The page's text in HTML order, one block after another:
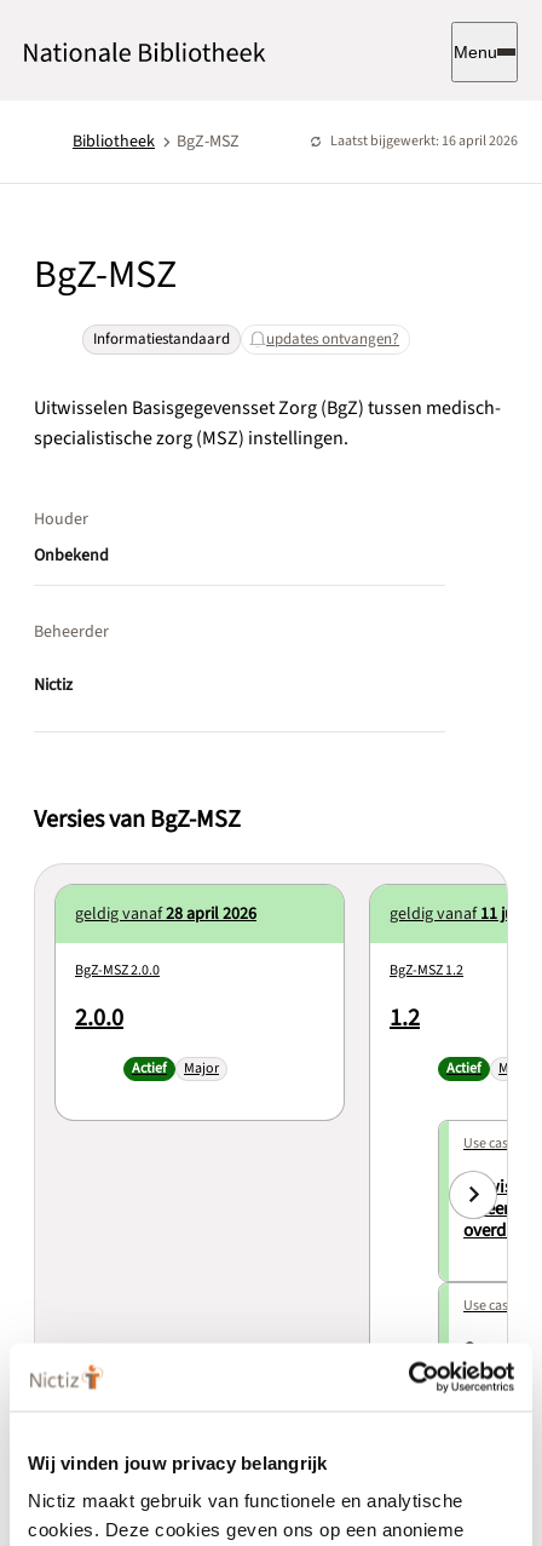
Wij vinden jouw privacy belangrijk
Nictiz maakt gebruik van functionele en analytische
cookies. Deze cookies geven ons op een anonieme
Menu
Bibliotheek BgZ-MSZ Laatst bijgewerkt: 16 april 2026
BgZ-MSZ
Informatiestandaard updates ontvangen?
Uitwisselen Basisgegevensset Zorg (BgZ) tussen medisch-
specialistische zorg (MSZ) instellingen.
Houder
Onbekend
Beheerder
Nictiz
Versies van BgZ-MSZ
geldig vanaf28 april 2026
BgZ-MSZ 2.0.0
2.0.0
Actief Major
geldig vanaf 11 juli
BgZ-MSZ 1.2
1.2
Actief Minor
Use case
bij een
Use case
eerdere
1.2